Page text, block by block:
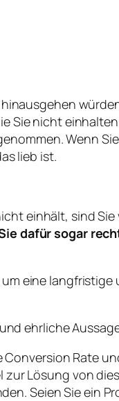
Sie nicht
Wenn
lieb ist.
einhält, sind Sie
dafür sogar
eine langfristige
ehrliche
Rate
Lösung von
Seien Sie ein